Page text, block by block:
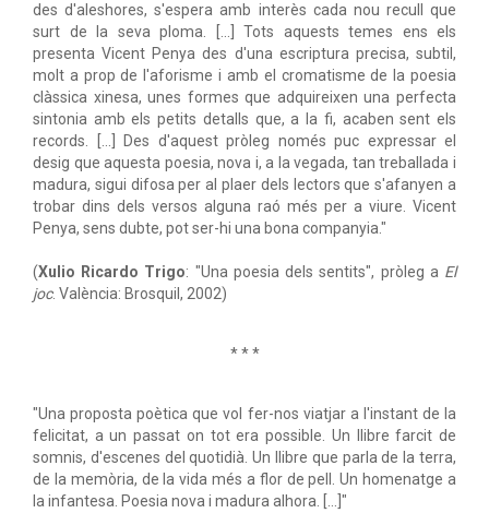
des d'aleshores, s'espera amb interès cada nou recull que
surt de la seva ploma. [...] Tots aquests temes ens els
presenta Vicent Penya des d'una escriptura precisa, subtil,
molt a prop de l'aforisme i amb el cromatisme de la poesia
clàssica xinesa, unes formes que adquireixen una perfecta
sintonia amb els petits detalls que, a la fi, acaben sent els
records. [...] Des d'aquest pròleg només puc expressar el
desig que aquesta poesia, nova i, a la vegada, tan treballada i
madura, sigui difosa per al plaer dels lectors que s'afanyen a
trobar dins dels versos alguna raó més per a viure. Vicent
Penya, sens dubte, pot ser-hi una bona companyia."
(Xulio Ricardo Trigo: "Una poesia dels sentits", pròleg a El
joc. València: Brosquil, 2002)
* * *
"Una proposta poètica que vol fer-nos viatjar a l'instant de la
felicitat, a un passat on tot era possible. Un llibre farcit de
somnis, d'escenes del quotidià. Un llibre que parla de la terra,
de la memòria, de la vida més a flor de pell. Un homenatge a
la infantesa. Poesia nova i madura alhora. [...]"